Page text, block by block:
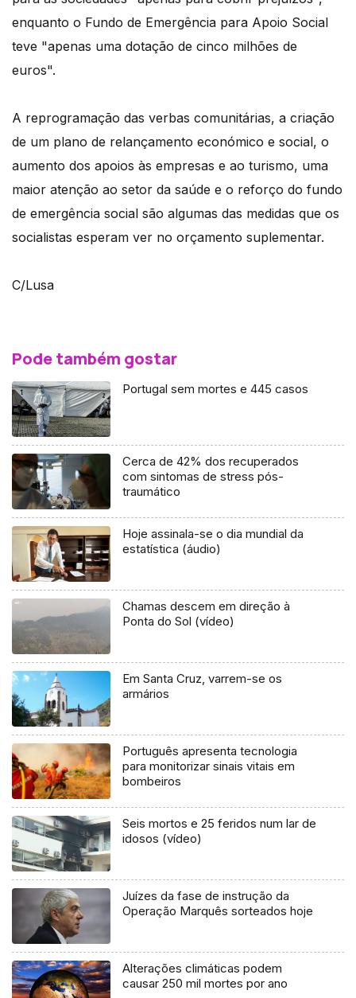
enquanto o Fundo de Emergência para Apoio Social
teve "apenas uma dotação de cinco milhões de
euros".
A reprogramação das verbas comunitárias, a criação
de um plano de relançamento económico e social, o
aumento dos apoios às empresas e ao turismo, uma
maior atenção ao setor da saúde e o reforço do fundo
de emergência social são algumas das medidas que os
socialistas esperam ver no orçamento suplementar.
C/Lusa
Pode também gostar
Portugal sem mortes e 445 casos
Cerca de 42% dos recuperados
com sintomas de stress pós-
traumático
Hoje assinala-se o dia mundial da
estatística (áudio)
Chamas descem em direção à
Ponta do Sol (vídeo)
Em Santa Cruz, varrem-se os
armários
Português apresenta tecnologia
para monitorizar sinais vitais em
bombeiros
Seis mortos e 25 feridos num lar de
idosos (vídeo)
Juízes da fase de instrução da
Operação Marquês sorteados hoje
Alterações climáticas podem
causar 250 mil mortes por ano